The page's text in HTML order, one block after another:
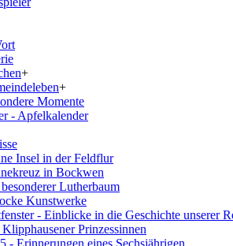
+
+
Momente
- Apfelkalender
Insel in der Feldflur
in Bockwen
Lutherbaum
Kunstwerke
- Einblicke in die Geschichte unserer
Prinzessinnen
- Erinnerungen eines Sechsjährigen